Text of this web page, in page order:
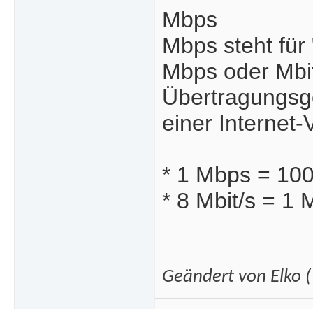
Mbps
Mbps steht
Mbps oder
einer Internet-
* 1 Mbps =
* 8 Mbit/s = 1
Geändert von Elko